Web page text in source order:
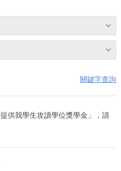
關鍵字查詢
供我學生攻讀學位獎學金」，請